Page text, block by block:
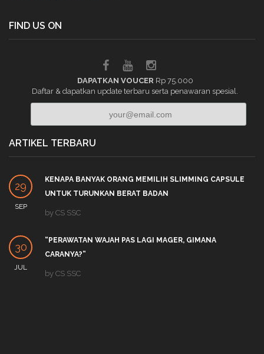
FIND US ON
DAPATKAN VOUCER Rp 75.000
Daftar & dapatkan update terbaru serta penawaran spesial.
ARTIKEL TERBARU
29
SEP
KENAPA BANYAK ORANG MEMILIH SLIMMING CAPSULE
UNTUK TURUNKAN BERAT BADAN
by CS SSC
30
JUL
“PERAWATAN WAJAH PAS LAGI MAGER, GIMANA
CARANYA?”
by CS SSC